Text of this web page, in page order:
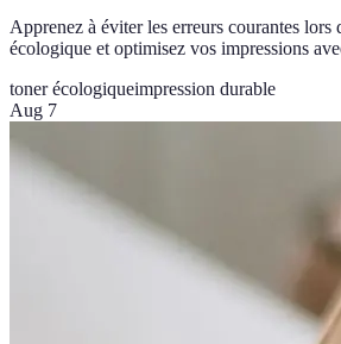
Apprenez à éviter les erreurs courantes lors
écologique et optimisez vos impressions
toner écologiqueimpression durable
Aug 7